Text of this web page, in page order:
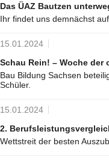
Das ÜAZ Bautzen
Ihr findet uns demnächst
15.01.2024
Schau Rein! – Woche der
Bau Bildung Sachsen
Schüler.
15.01.2024
2.
Wettstreit der besten